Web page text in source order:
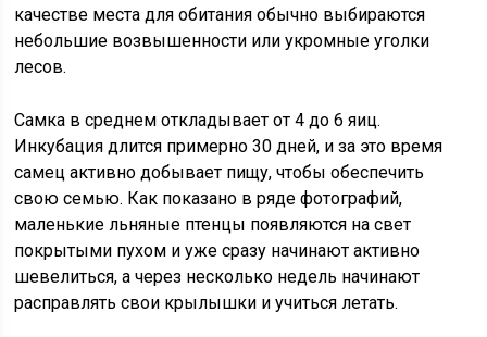
качестве места для обитания обычно выбираются
небольшие возвышенности или укромные уголки
лесов.
Самка в среднем откладывает от 4 до 6 яиц.
Инкубация длится примерно 30 дней, и за это время
самец активно добывает пищу, чтобы обеспечить
свою семью. Как показано в ряде фотографий,
маленькие льняные птенцы появляются на свет
покрытыми пухом и уже сразу начинают активно
шевелиться, а через несколько недель начинают
расправлять свои крылышки и учиться летать.